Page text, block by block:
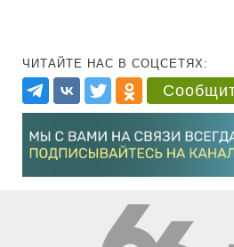
ЧИТАЙТЕ НАС В СОЦСЕТЯХ: